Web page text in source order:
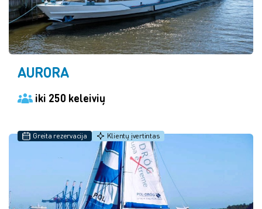
AURORA
iki 250 keleivių
Greita rezervacija Klientų įvertintas